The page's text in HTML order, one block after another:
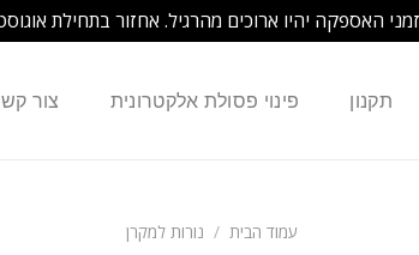
האספקה יהיו ארוכים מהרגיל. אחזור בתחילת
תקנון פינוי פסולת אלקטרונית צור
עמוד הבית / נורות למקרן